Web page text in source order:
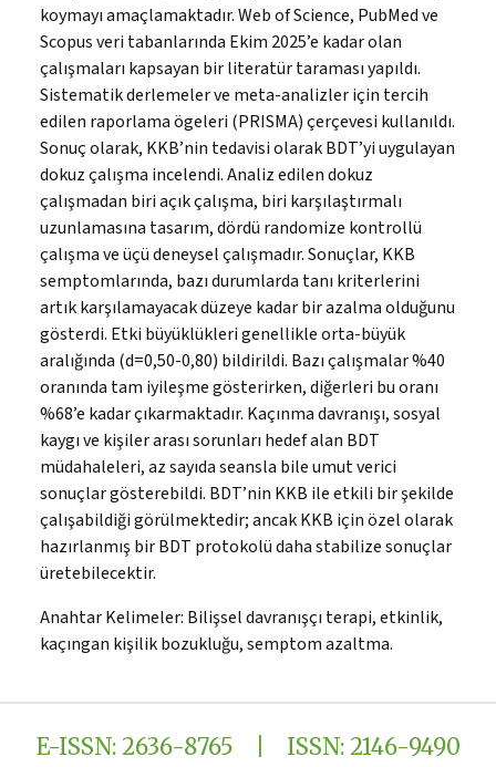
koymayı amaçlamaktadır. Web of Science, PubMed ve
Scopus veri tabanlarında Ekim 2025’e kadar olan
çalışmaları kapsayan bir literatür taraması yapıldı.
Sistematik derlemeler ve meta-analizler için tercih
edilen raporlama ögeleri (PRISMA) çerçevesi kullanıldı.
Sonuç olarak, KKB’nin tedavisi olarak BDT’yi uygulayan
dokuz çalışma incelendi. Analiz edilen dokuz
çalışmadan biri açık çalışma, biri karşılaştırmalı
uzunlamasına tasarım, dördü randomize kontrollü
çalışma ve üçü deneysel çalışmadır. Sonuçlar, KKB
semptomlarında, bazı durumlarda tanı kriterlerini
artık karşılamayacak düzeye kadar bir azalma olduğunu
gösterdi. Etki büyüklükleri genellikle orta-büyük
aralığında (d=0,50-0,80) bildirildi. Bazı çalışmalar %40
oranında tam iyileşme gösterirken, diğerleri bu oranı
%68’e kadar çıkarmaktadır. Kaçınma davranışı, sosyal
kaygı ve kişiler arası sorunları hedef alan BDT
müdahaleleri, az sayıda seansla bile umut verici
sonuçlar gösterebildi. BDT’nin KKB ile etkili bir şekilde
çalışabildiği görülmektedir; ancak KKB için özel olarak
hazırlanmış bir BDT protokolü daha stabilize sonuçlar
üretebilecektir.
Anahtar Kelimeler: Bilişsel davranışçı terapi, etkinlik,
kaçıngan kişilik bozukluğu, semptom azaltma.
E-ISSN: 2636-8765 | ISSN: 2146-9490